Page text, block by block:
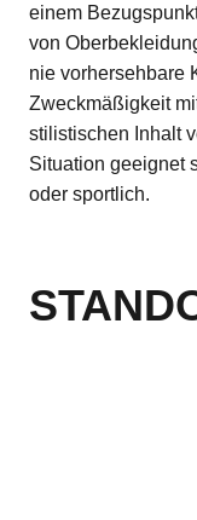
einem
von
nie vorhersehbare
Zweckmäßigkeit
stilistischen Inhalt
Situation geeignet
oder sportlich.